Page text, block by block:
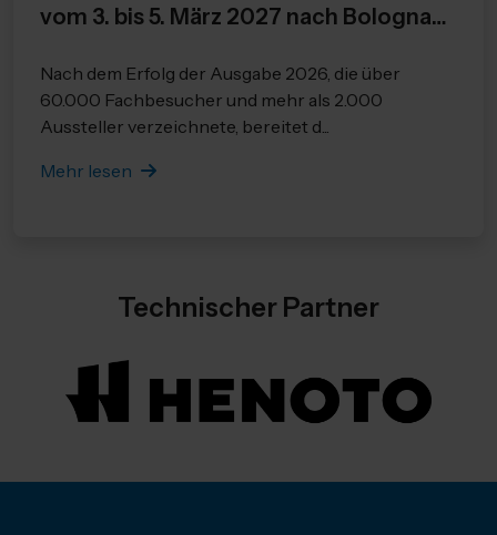
vom 3. bis 5. März 2027 nach Bologna
In Bologna wird die neue Ausgabe
Unternehmen präsentieren, die in die
und Kompetenzen zur Bewältigung der
Nach dem Erfolg der Ausgabe 2026, die über
60.000 Fachbesucher und mehr als 2.000
Aussteller verzeichnete, bereitet d...
Mehr lesen
Technischer Partner